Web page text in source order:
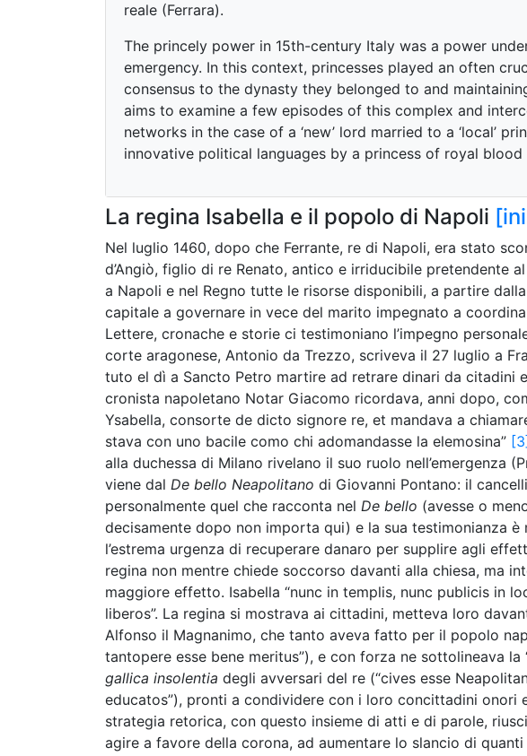
reale (Ferrara).
The princely power in 15th-century Italy was a power
emergency. In this context, princesses played an often
consensus to the dynasty they belonged to and
aims to examine a few episodes of this complex and
networks in the case of a ‘new’ lord married to a ‘local’
innovative political languages by a princess of royal blood
La regina Isabella e il popolo di Napoli
Nel luglio 1460, dopo che Ferrante, re di Napoli, era stato
d’Angiò, figlio di re Renato, antico e irriducibile pretendente
a Napoli e nel Regno tutte le risorse disponibili, a partire
capitale a governare in vece del marito impegnato a
Lettere, cronache e storie ci testimoniano l’impegno
corte aragonese, Antonio da Trezzo, scriveva il 27 luglio a
tuto el dì a Sancto Petro martire ad retrare dinari da citadini
cronista napoletano Notar Giacomo ricordava, anni dopo,
Ysabella, consorte de dicto signore re, et mandava a
stava con uno bacile como chi adomandasse la elemosina” [3]
alla duchessa di Milano rivelano il suo ruolo nell’emergenza
viene dal De bello Neapolitano di Giovanni Pontano: il
personalmente quel che racconta nel De bello (avesse o
decisamente dopo non importa qui) e la sua testimonianza
l’estrema urgenza di recuperare danaro per supplire agli
regina non mentre chiede soccorso davanti alla chiesa, ma
maggiore effetto. Isabella “nunc in templis, nunc publicis in
liberos”. La regina si mostrava ai cittadini, metteva loro
Alfonso il Magnanimo, che tanto aveva fatto per il popolo
tantopere esse bene meritus”), e con forza ne sottolineava la
gallica insolentia degli avversari del re (“cives esse
educatos”), pronti a condividere con i loro concittadini onori
strategia retorica, con questo insieme di atti e di parole,
agire a favore della corona, ad aumentare lo slancio di